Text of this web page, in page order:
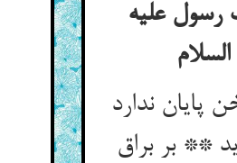
رسول علیه
السلام‌‌
پایان ندارد
** بر براق